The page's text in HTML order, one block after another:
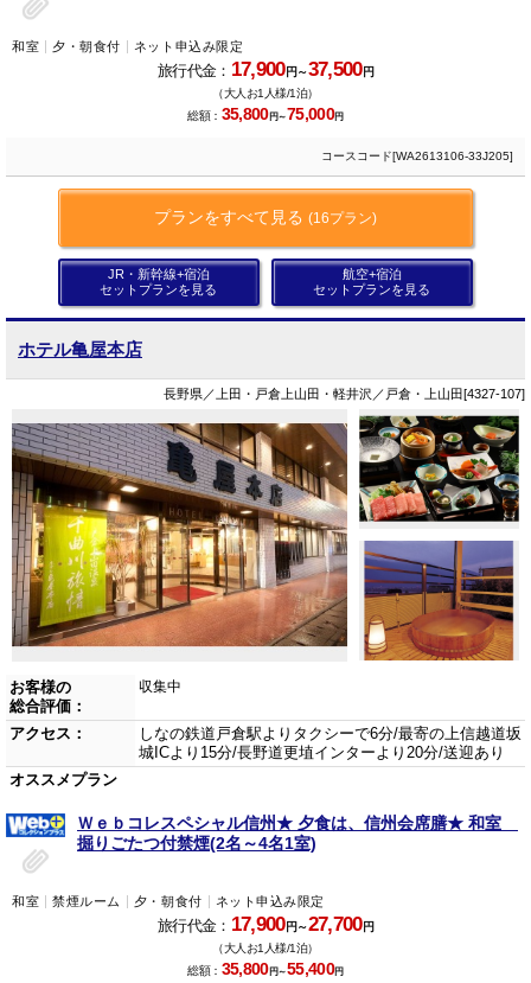
和室 夕・朝食付 ネット申込み限定
旅行代金： 17,900円～37,500円
（大人お1人様/1泊）
総額： 35,800円～75,000円
コースコード[WA2613106-33J205]
プランをすべて見る (16プラン)
JR・新幹線+宿泊
セットプランを見る
航空+宿泊
セットプランを見る
ホテル亀屋本店
長野県／上田・戸倉上山田・軽井沢／戸倉・上山田[4327-107]
お客様の
総合評価：
収集中
アクセス：
しなの鉄道戸倉駅よりタクシーで6分/最寄の上信越道坂
城ICより15分/長野道更埴インターより20分/送迎あり
オススメプラン
Ｗｅｂコレスペシャル信州★ 夕食は、信州会席膳★ 和室
掘りごたつ付禁煙(2名～4名1室)
和室 禁煙ルーム 夕・朝食付 ネット申込み限定
旅行代金： 17,900円～27,700円
（大人お1人様/1泊）
総額： 35,800円～55,400円